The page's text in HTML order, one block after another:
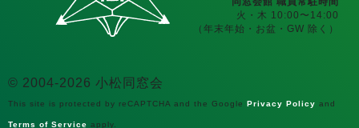
火・木 10:00〜14:00
（年末年始・お盆・GW 除く）
© 2004-2026 小松同窓会
This site is protected by reCAPTCHA and the Google Privacy Policy and
Terms of Service apply.